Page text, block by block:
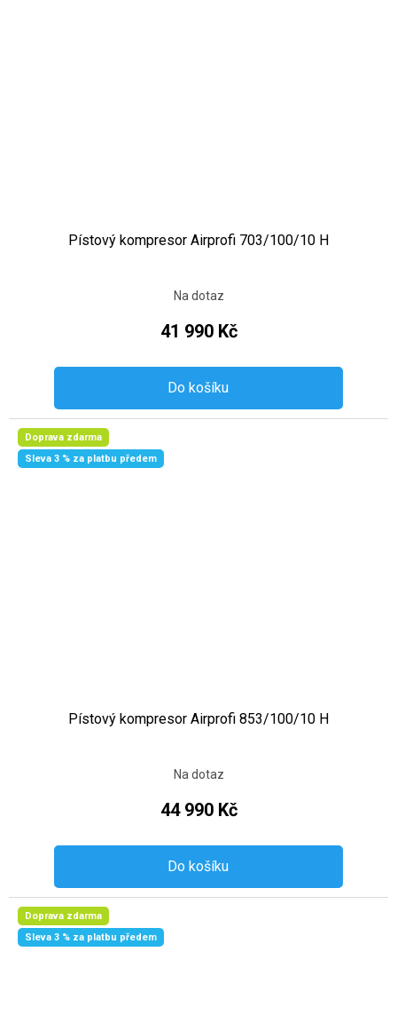
Pístový kompresor Airprofi 703/100/10 H
Na dotaz
41 990 Kč
Do košíku
Doprava zdarma
Sleva 3 % za platbu předem
Pístový kompresor Airprofi 853/100/10 H
Na dotaz
44 990 Kč
Do košíku
Doprava zdarma
Sleva 3 % za platbu předem